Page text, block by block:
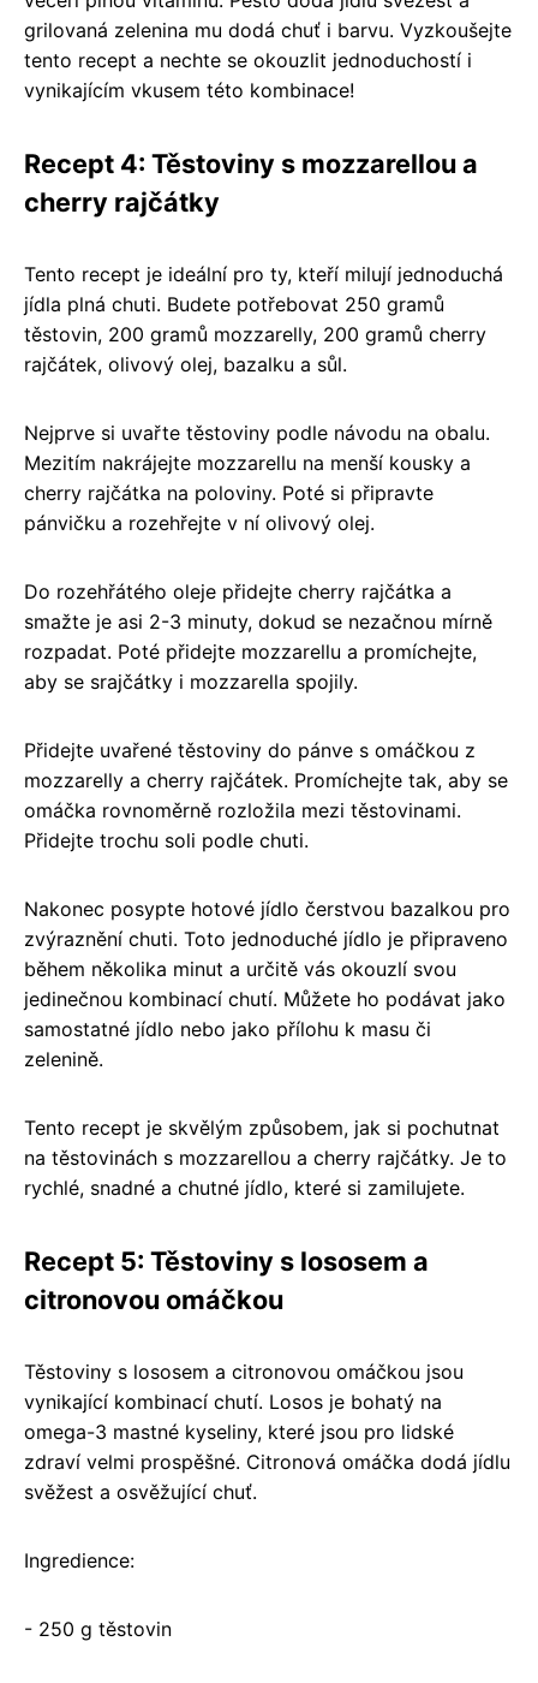
grilovaná zelenina mu dodá chuť i barvu. Vyzkoušejte
tento recept a nechte se okouzlit jednoduchostí i
vynikajícím vkusem této kombinace!
Recept 4: Těstoviny s mozzarellou a
cherry rajčátky
Tento recept je ideální pro ty, kteří milují jednoduchá
jídla plná chuti. Budete potřebovat 250 gramů
těstovin, 200 gramů mozzarelly, 200 gramů cherry
rajčátek, olivový olej, bazalku a sůl.
Nejprve si uvařte těstoviny podle návodu na obalu.
Mezitím nakrájejte mozzarellu na menší kousky a
cherry rajčátka na poloviny. Poté si připravte
pánvičku a rozehřejte v ní olivový olej.
Do rozehřátého oleje přidejte cherry rajčátka a
smažte je asi 2-3 minuty, dokud se nezačnou mírně
rozpadat. Poté přidejte mozzarellu a promíchejte,
aby se srajčátky i mozzarella spojily.
Přidejte uvařené těstoviny do pánve s omáčkou z
mozzarelly a cherry rajčátek. Promíchejte tak, aby se
omáčka rovnoměrně rozložila mezi těstovinami.
Přidejte trochu soli podle chuti.
Nakonec posypte hotové jídlo čerstvou bazalkou pro
zvýraznění chuti. Toto jednoduché jídlo je připraveno
během několika minut a určitě vás okouzlí svou
jedinečnou kombinací chutí. Můžete ho podávat jako
samostatné jídlo nebo jako přílohu k masu či
zelenině.
Tento recept je skvělým způsobem, jak si pochutnat
na těstovinách s mozzarellou a cherry rajčátky. Je to
rychlé, snadné a chutné jídlo, které si zamilujete.
Recept 5: Těstoviny s lososem a
citronovou omáčkou
Těstoviny s lososem a citronovou omáčkou jsou
vynikající kombinací chutí. Losos je bohatý na
omega-3 mastné kyseliny, které jsou pro lidské
zdraví velmi prospěšné. Citronová omáčka dodá jídlu
svěžest a osvěžující chuť.
Ingredience:
- 250 g těstovin